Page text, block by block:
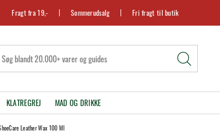
Fragt fra 19,- Sommerudsalg Fri fragt til butik
KLATREGREJ MAD OG DRIKKE
Leather Wax 100 Ml